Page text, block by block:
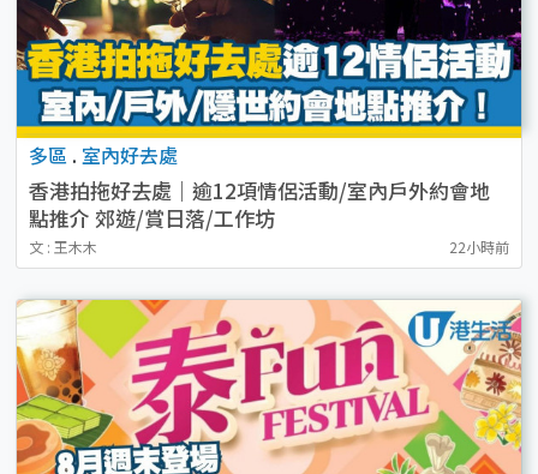
多區 . 室內好去處
香港拍拖好去處｜逾12項情侶活動/室內戶外約會地
點推介 郊遊/賞日落/工作坊
文 : 王木木 22小時前